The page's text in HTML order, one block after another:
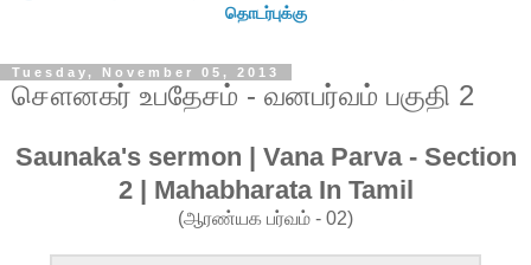
தொடர்புக்கு
Tuesday, November 05, 2013
சௌனகர் உபதேசம் - வனபர்வம் பகுதி 2
Saunaka's sermon | Vana Parva - Section
2 | Mahabharata In Tamil
(ஆரண்யக பர்வம் - 02)